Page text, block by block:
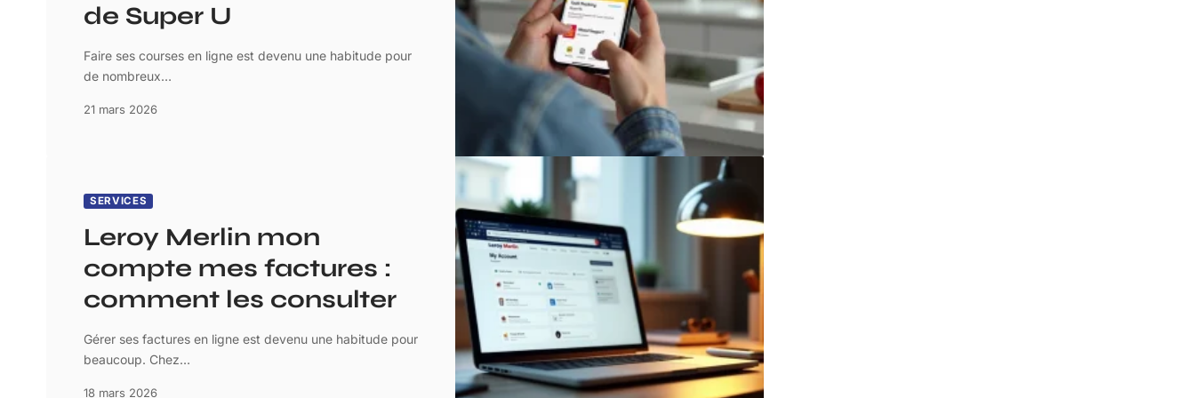
de Super U
Faire ses courses en ligne est devenu une habitude pour
de nombreux…
21 mars 2026
SERVICES
Leroy Merlin mon
compte mes factures :
comment les consulter
Gérer ses factures en ligne est devenu une habitude pour
beaucoup. Chez…
18 mars 2026